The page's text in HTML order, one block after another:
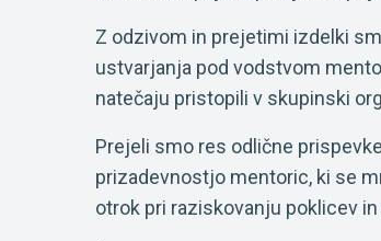
Z odzivom in prejetimi izdelki
ustvarjanja pod vodstvom
natečaju pristopili v skupinski
Prejeli smo res odlične
prizadevnostjo mentoric, ki se
otrok pri raziskovanju poklicev